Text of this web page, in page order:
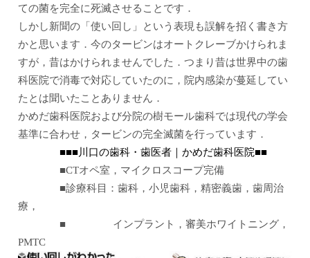
ての菌を完全に死滅させることです．
しかし新聞の「使い回し」という表現も誤解を招く書き方
かと思います．今のタービンはオートクレーブかけられま
すが，昔はかけられませんでした．つまり昔は世界中の歯
科医院で消毒で対応していたのに，院内感染が蔓延してい
たとは聞いたことありません．
かめだ歯科医院および分院の樹モール歯科では現代の学会
基準に合わせ，タービンの完全滅菌を行っています．
■■■川口の歯科・歯医者｜かめだ歯科医院■■
■CTオペ室，マイクロスコープ完備
■診療科目：歯科，小児歯科，精密義歯，歯周治
療，
■ インプラント，審美ホワイトニング，
PMTC